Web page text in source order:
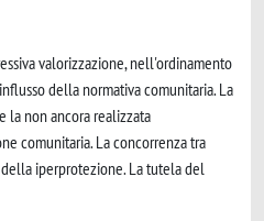
valorizzazione, nell'ordinamento
della normativa comunitaria. La
la non ancora realizzata
comunitaria. La concorrenza tra
iperprotezione. La tutela del